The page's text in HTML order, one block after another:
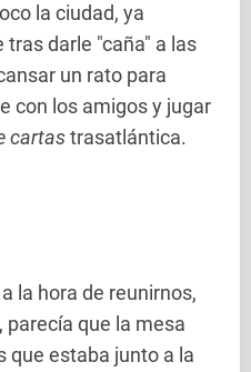
la ciudad, ya
darle "caña" a las
un rato para
con los amigos y jugar
cartastrasatlántica.
la hora de reunirnos,
, parecía que la mesa
que estaba junto a la